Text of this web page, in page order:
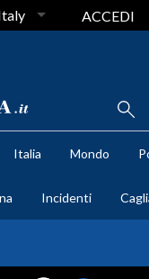
ACCEDI
Italia Mondo
Incidenti